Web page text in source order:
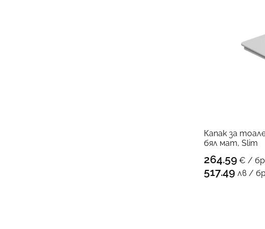
Капак за
бял мат, Slim
264.59 € /
517.49 лв /